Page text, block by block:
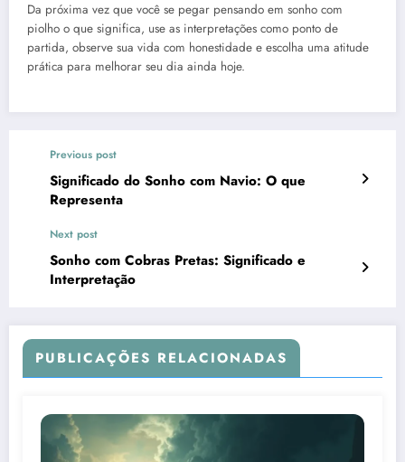
Da próxima vez que você se pegar pensando em sonho com
piolho o que significa, use as interpretações como ponto de
partida, observe sua vida com honestidade e escolha uma atitude
prática para melhorar seu dia ainda hoje.
Previous post
Significado do Sonho com Navio: O que
Representa
Next post
Sonho com Cobras Pretas: Significado e
Interpretação
PUBLICAÇÕES RELACIONADAS